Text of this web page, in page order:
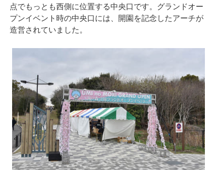
点でもっとも西側に位置する中央口です。グランドオー
プンイベント時の中央口には、開園を記念したアーチが
造営されていました。